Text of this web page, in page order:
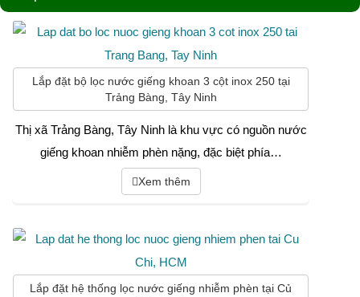
Lắp đặt bộ lọc nước giếng khoan 3 cột inox 250 tại
Trảng Bàng, Tây Ninh
Thị xã Trảng Bàng, Tây Ninh là khu vực có nguồn nước
giếng khoan nhiễm phèn nặng, đặc biệt phía…
Xem thêm
Lắp đặt hệ thống lọc nước giếng nhiễm phèn tại Củ